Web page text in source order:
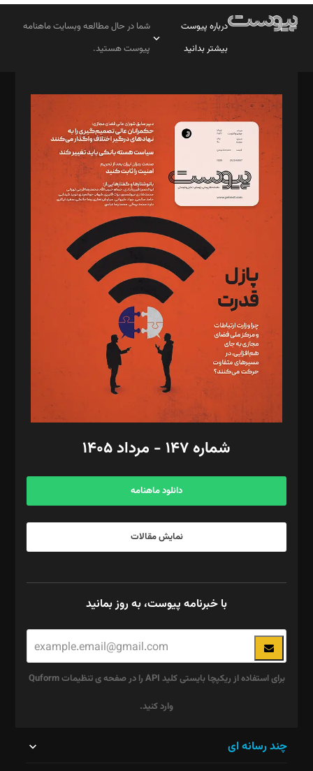
درباره پیوست
بیشتر بدانید
شما در حال مطالعه وبسایت ماهنامه
پیوست هستید.
مدیر مسئول: محمدباقر اثنی‌عشری
سردبیر: مهرک محمودی
دبیر تحریریه: میثم قاسمی
د‌بیر ناداستان: سمانه سمیع
د‌بیر خدمت و تجارت: ابوالفضل رجبی
د‌بیر حقوق فناوری: حسام‌الدین ایپکچی
د‌بیر پیوست جهان: مینا پاکدل
د‌بیر تحریریه آنلاین: بابک نقاش
تحریریه‌: مجتبی محمود‌ی، آرش برهمند، یسنا امان‌پور، سروش کرمیان،
مصطفی مسجدی آرانی، ابوالفضل رجبی، زهرا فکرانه، فائزه فتحی
رستمی،مصطفی باستان
ویرایش: نگار استاد‌‌آقا
طراح یونیفرم: مجید توکلی
فیلمبرداری و عکاسی: امیر شفیعی، مانی لطفی زاده
گرافیک و صفحه‌آرایی: سید‌سبحان‌علی ثابت
مد‌یر توسعه تجاری: کامبیز برید‌
امور مالی: شاپور رهبری، محمد‌ کاظمی‌نیا
آگهی و مشترکین: ۰۹۱۹۹۹۹۰۴۵۴
شماره ۱۴۷ - مرداد ۱۴۰۵
دانلود ماهنامه
نمایش مقالات
با خبرنامه پیوست، به روز بمانید
برای استفاده از ریکپچا بایستی کلید API را در صفحه ی تنظیمات Quform
وارد کنید.
چند رسانه ای